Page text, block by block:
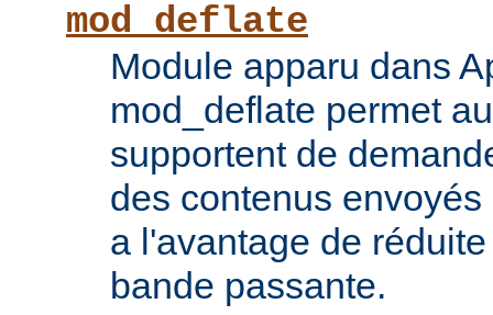
mod_deflate
Module apparu dans
mod_deflate permet
supportent de
des contenus
a l'avantage de
bande passante.